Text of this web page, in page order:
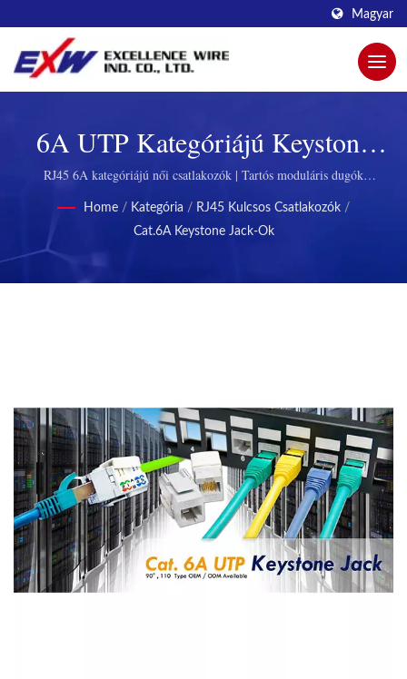
Magyar
6A UTP Kategóriájú Keystone
Jack | Innovatív Moduláris Dugók
A Jobb Kapcsolódásért A
Excellence Wire Által
RJ45 6A kategóriájú női csatlakozók | Tartós moduláris dugók
Home / Kategória / RJ45 Kulcsos Csatlakozók /
Cat.6A Keystone Jack-Ok